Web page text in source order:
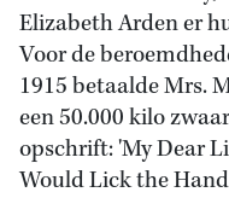
Elizabeth Arden er
Voor de
1915 betaalde Mrs.
een 50.000 kilo
opschrift: 'My Dear
Would Lick the